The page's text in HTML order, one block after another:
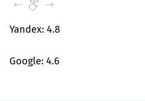
Yandex: 4.8
Google: 4.6